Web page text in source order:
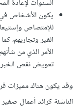
السنوات لإعادة
يكون الأشخاص في
للإمتصاص
الغير وتجاربهم،
الأمر الذي من
تعويض نقص
وقد يكون هناك مميزات
الناشئة كرائد أعمال